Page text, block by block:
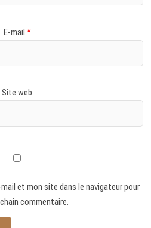
E-mail *
Site web
et mon site dans le navigateur pour
commentaire.